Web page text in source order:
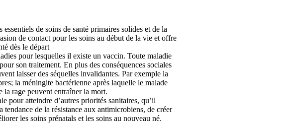
de soins de santé primaires solides et de la
de contact pour les soins au début de la vie et offre
dès le départ
pour lesquelles il existe un vaccin. Toute maladie
son traitement. En plus des conséquences sociales
laisser des séquelles invalidantes. Par exemple la
la méningite bactérienne après laquelle le malade
la rage peuvent entraîner la mort.
pour atteindre d’autres priorités sanitaires, qu’il
tendance de la résistance aux antimicrobiens, de créer
les soins prénatals et les soins au nouveau né.